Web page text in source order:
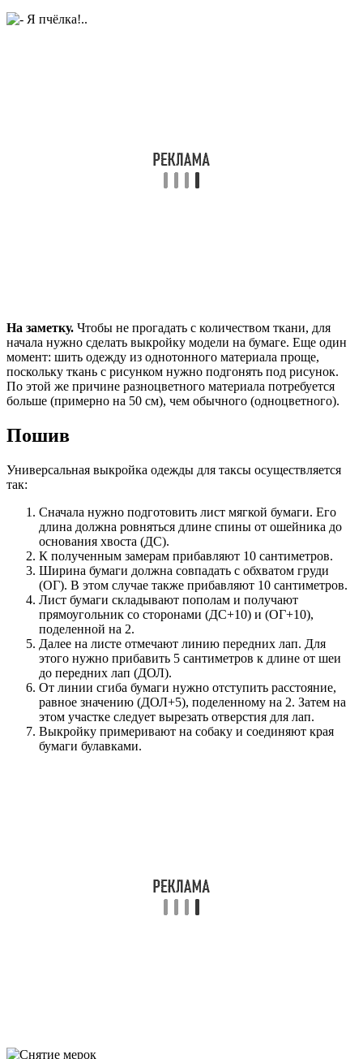
На заметку. Чтобы не прогадать с количеством ткани, для
начала нужно сделать выкройку модели на бумаге. Еще один
момент: шить одежду из однотонного материала проще,
поскольку ткань с рисунком нужно подгонять под рисунок.
По этой же причине разноцветного материала потребуется
больше (примерно на 50 см), чем обычного (одноцветного).
Пошив
Универсальная выкройка одежды для таксы осуществляется
так:
Сначала нужно подготовить лист мягкой бумаги. Его
длина должна ровняться длине спины от ошейника до
основания хвоста (ДС).
К полученным замерам прибавляют 10 сантиметров.
Ширина бумаги должна совпадать с обхватом груди
(ОГ). В этом случае также прибавляют 10 сантиметров.
Лист бумаги складывают пополам и получают
прямоугольник со сторонами (ДС+10) и (ОГ+10),
поделенной на 2.
Далее на листе отмечают линию передних лап. Для
этого нужно прибавить 5 сантиметров к длине от шеи
до передних лап (ДОЛ).
От линии сгиба бумаги нужно отступить расстояние,
равное значению (ДОЛ+5), поделенному на 2. Затем на
этом участке следует вырезать отверстия для лап.
Выкройку примеривают на собаку и соединяют края
бумаги булавками.